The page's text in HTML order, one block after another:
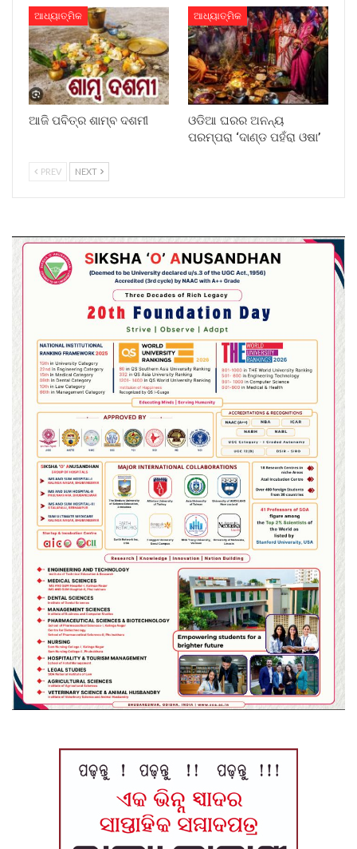
ଆଧ୍ୟାତ୍ମିକ
ଆଜି ପବିତ୍ର ଶାମ୍ବ ଦଶମୀ
ଆଧ୍ୟାତ୍ମିକ
ଓଡିଆ ଘରର ଅନନ୍ୟ
ପରମ୍ପରା ‘ଦାଣ୍ଡ ପହଁରା ଓଷା’
PREV NEXT